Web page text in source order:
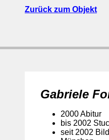
Zurück zum Objekt
Gabriele
2000 Abitur
bis 2002
seit 2002